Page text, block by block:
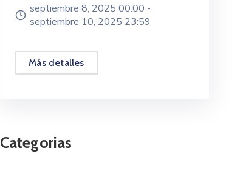
septiembre 8, 2025 00:00 -
septiembre 10, 2025 23:59
Más detalles
Categorias